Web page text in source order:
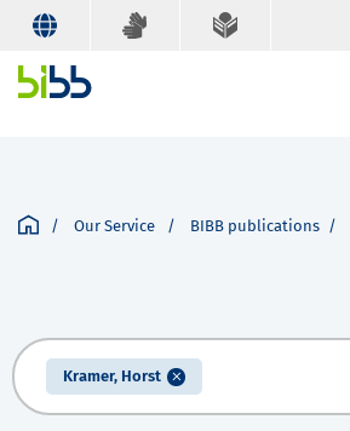
Our Service BIBB publications
Kramer, Horst